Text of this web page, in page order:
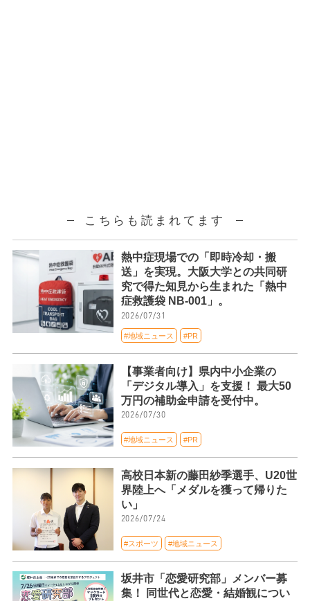
こちらも読まれてます
熱中症現場での「即時冷却・搬
送」を実現。大阪大学との共同研
究で得た知見から生まれた「熱中
症救護袋 NB-001」。
2026/07/31
#地域ニュース #PR
【事業者向け】県内中小企業の
「デジタル導入」を支援！ 最大50
万円の補助金申請を受付中。
2026/07/30
#地域ニュース #PR
高校日本新の藤田紗季選手、U20世
界陸上へ「メダルを獲って帰りた
い」
2026/07/24
#スポーツ #地域ニュース
坂井市「恋愛研究部」メンバー募
集！ 同世代と恋愛・結婚観につい